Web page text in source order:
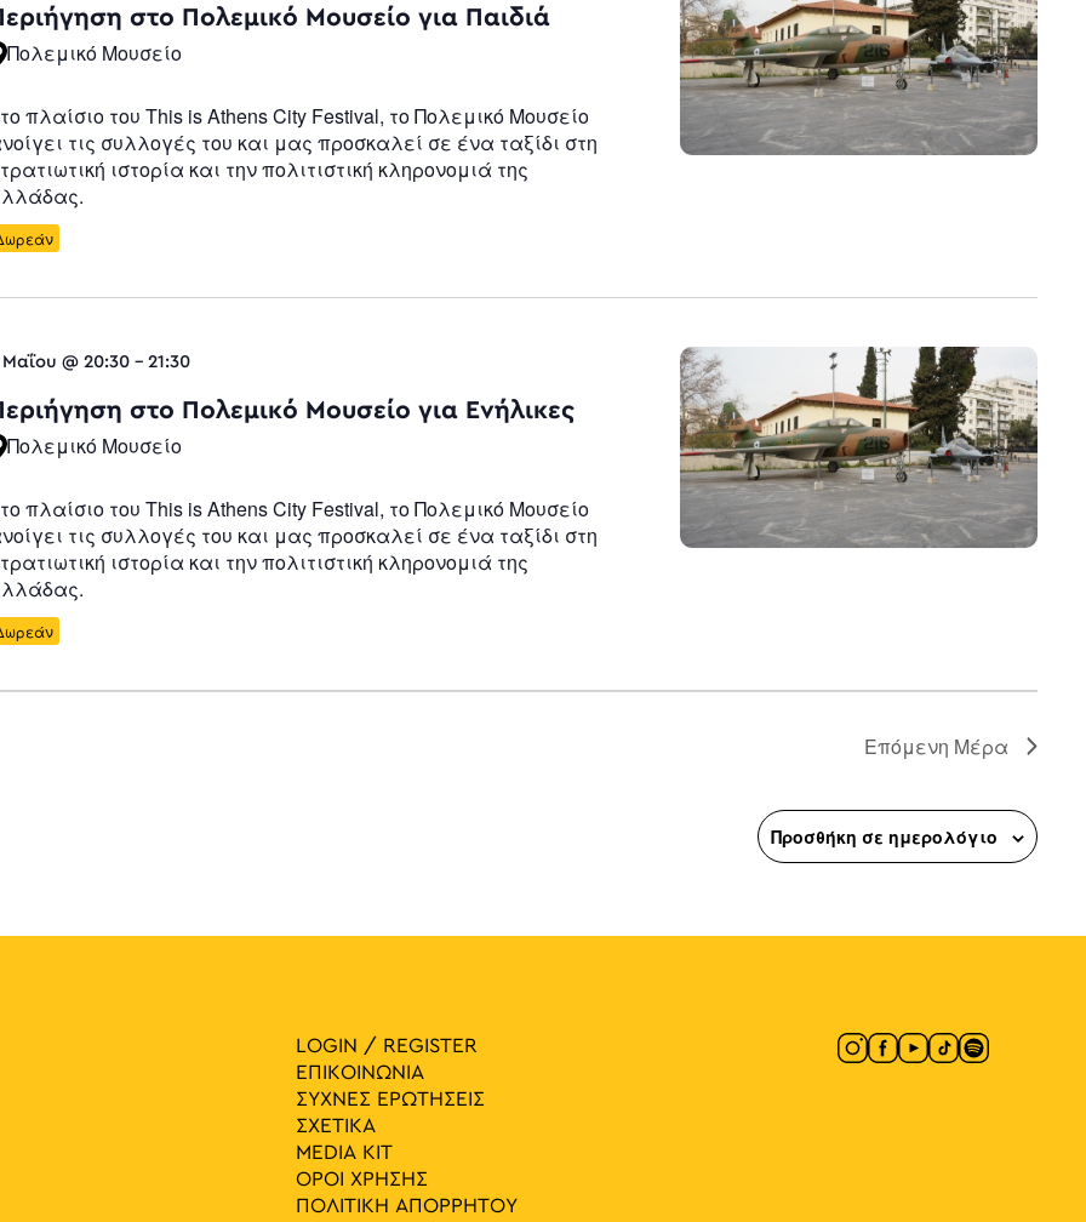
στο Πολεμικό Μουσείο για Παιδιά
Πολεμικό Μουσείο
πλαίσιο του This is Athens City Festival, το Πολεμικό Μουσείο
τις συλλογές του και μας προσκαλεί σε ένα ταξίδι στη
ιστορία και την πολιτιστική κληρονομιά της
Μαΐου @ 20:30 -21:30
στο Πολεμικό Μουσείο για Ενήλικες
Πολεμικό Μουσείο
πλαίσιο του This is Athens City Festival, το Πολεμικό Μουσείο
τις συλλογές του και μας προσκαλεί σε ένα ταξίδι στη
ιστορία και την πολιτιστική κληρονομιά της
Επόμενη Μέρα
Προσθήκη σε ημερολόγιο
LOGIN / REGISTER
ΕΠΙΚΟΙΝΩΝΙΑ
ΣΥΧΝΕΣ ΕΡΩΤΗΣΕΙΣ
ΣΧΕΤΙΚΑ
MEDIA ΚIT
ΟΡΟΙ ΧΡΗΣΗΣ
ΠΟΛΙΤΙΚΗ ΑΠΟΡΡΗΤΟΥ